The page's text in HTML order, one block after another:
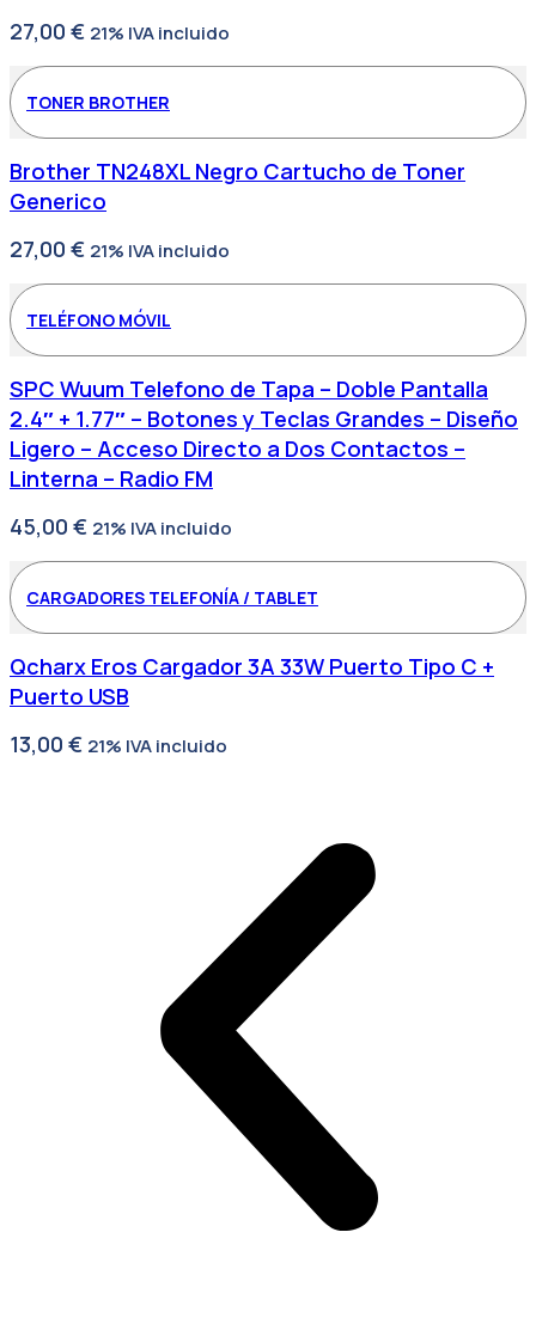
27,00 € 21% IVA incluido
TONER BROTHER
Brother TN248XL Negro Cartucho de Toner
Generico
27,00 € 21% IVA incluido
TELÉFONO MÓVIL
SPC Wuum Telefono de Tapa – Doble Pantalla
2.4″ + 1.77″ – Botones y Teclas Grandes – Diseño
Ligero – Acceso Directo a Dos Contactos –
Linterna – Radio FM
45,00 € 21% IVA incluido
CARGADORES TELEFONÍA / TABLET
Qcharx Eros Cargador 3A 33W Puerto Tipo C +
Puerto USB
13,00 € 21% IVA incluido